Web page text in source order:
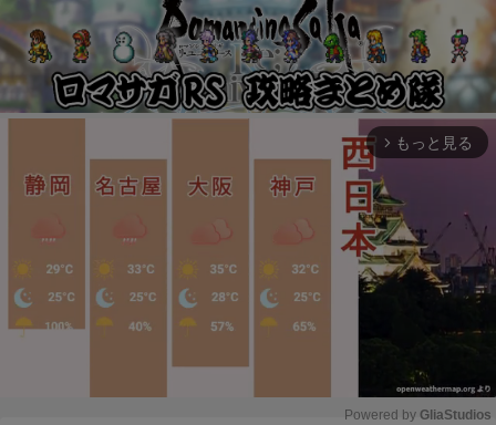
arrow_forward_ios もっと見る
Powered by GliaStudios